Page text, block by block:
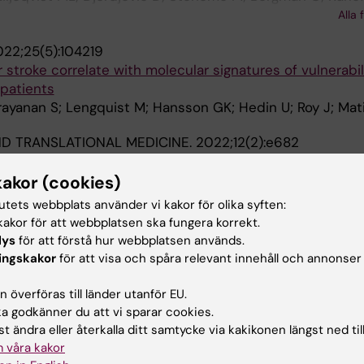
J; Hurt-Camejo E; Eriksson P; Ketelhuth DFJ; Roy J; Alla
stroke correlate with molecular signatures of
S; Lengquist M; Hansson GK; Hedin U; Roy J;
TRANSLATIONAL MEDICINE. 2022;12(2):e682
Witasp A; Karlof E; Wasilewski GB; Heuschkel MA;
Kronqvist M; Lengquist M; Peeters FECM; Soderberg M;
L; Arnardottir H; Bengtsson E; Goncalves I;
P; Schurgers LJ; Matic L
OF VASCULAR AND ENDOVASCULAR SURGERY.
by Correlating Plaque Morphology from Computed
with Transcriptional Profiling
ML; Lengquist M; Kronqvist M; Toonsi MA;
(cookies)
webbplats använder vi kakor för olika syften:
för att webbplatsen ska fungera korrekt.
för att förstå hur webbplatsen används.
för att visa och spåra relevant innehåll och
överföras till länder utanför EU.
godkänner du att vi sparar cookies.
ändra eller återkalla ditt samtycke via kakikonen längst ned
våra kakor